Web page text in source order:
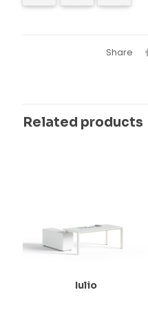
Share
Related products
Iulio